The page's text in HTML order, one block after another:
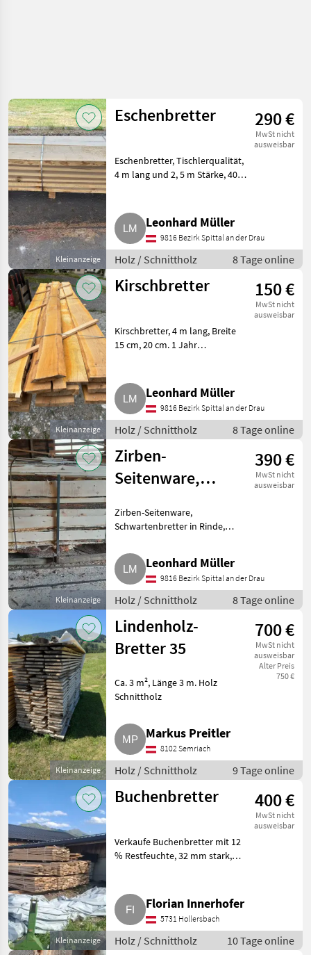
Kleinanzeige
Eschenbretter 290 €
MwSt nicht
ausweisbar
Eschenbretter, Tischlerqualität,
4 m lang und 2, 5 m Stärke, 40
SchnittholzLeonhard Müller
9816 Bezirk Spittal an der Drau
Holz / Schnittholz 8 Tage online
Kleinanzeige
Kirschbretter 150 €
MwSt nicht
ausweisbar
Kirschbretter, 4 m lang, Breite
15 cm, 20 cm. 1 Jahr
Gesamt 0, 4 m³. Im Paket € 150,
-. Holz Schnittholz
Leonhard Müller
9816 Bezirk Spittal an der Drau
Holz / Schnittholz 8 Tage online
Kleinanzeige
Zirben-
Seitenware,
390 €
MwSt nicht
ausweisbar
Zirben-Seitenware,
Schwartenbretter in Rinde,
m. Pack mit ca. 350 kg. Holz
SchnittholzLeonhard Müller
9816 Bezirk Spittal an der Drau
Holz / Schnittholz 8 Tage online
Kleinanzeige
Lindenholz-
Bretter 35
700 €
MwSt nicht
ausweisbar
Alter Preis
750 €
Ca. 3 m², Länge 3 m. Holz
Schnittholz
Markus Preitler
8102 Semriach
Holz / Schnittholz 9 Tage online
Kleinanzeige
Buchenbretter 400 €
MwSt nicht
ausweisbar
Verkaufe Buchenbretter mit 12
% Restfeuchte, 32 mm stark,
Florian Innerhofer
5731 Hollersbach
Holz / Schnittholz 10 Tage online